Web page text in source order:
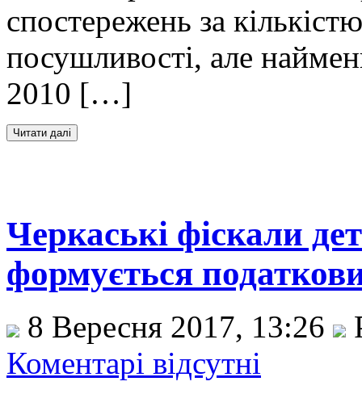
спостережень за
посушливості, але
2010 […]
Черкаські фіскали
формується
8 Вересня 2017, 13:26
Коментарі відсутні